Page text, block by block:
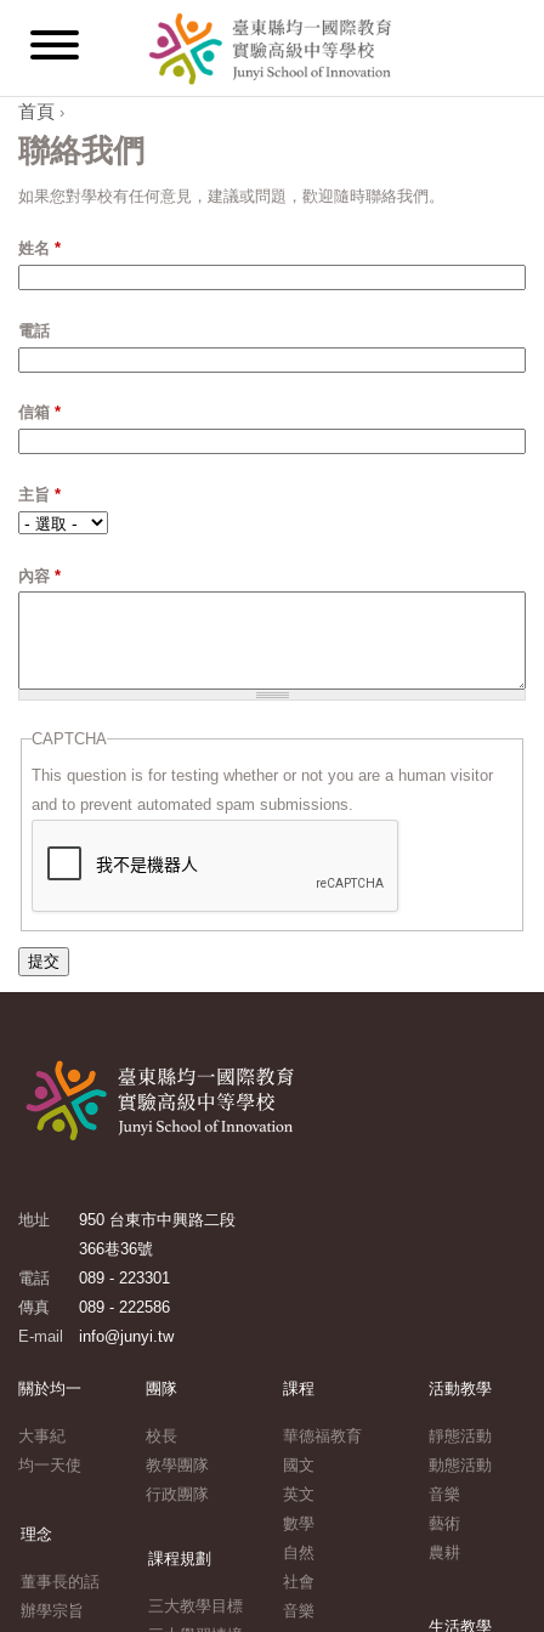
您在這裡
首頁 ›
聯絡我們
如果您對學校有任何意見，建議或問題，歡迎隨時聯絡我們。
姓名 *
電話
信箱 *
主旨 *
內容 *
CAPTCHA
This question is for testing whether or not you are a human visitor
and to prevent automated spam submissions.
地址
950 台東市中興路二段
366巷36號
電話
089 - 223301
傳真
089 - 222586
E-mail
info@junyi.tw
關於均一
大事紀
均一天使
理念
董事長的話
辦學宗旨
團隊
校長
教學團隊
行政團隊
課程規劃
三大教學目標
課程
華德福教育
國文
英文
數學
自然
社會
音樂
活動教學
靜態活動
動態活動
音樂
藝術
農耕
生活教學